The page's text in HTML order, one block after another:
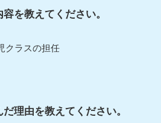
を教えてください。
クラスの担任
理由を教えてください。